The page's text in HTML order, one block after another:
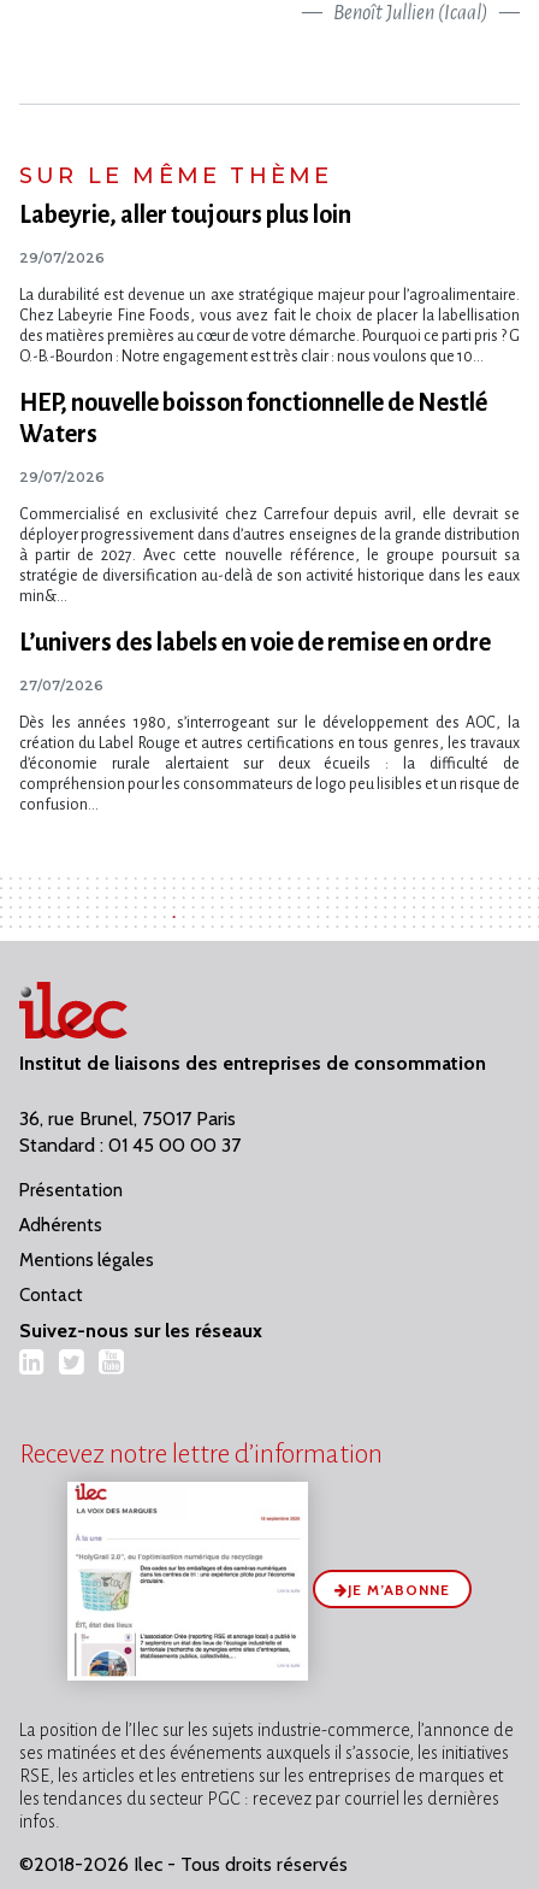
Benoît Jullien (Icaal)
SUR LE MÊME THÈME
Labeyrie, aller toujours plus loin
29/07/2026
La durabilité est devenue un axe stratégique majeur pour l​‌’agroalimentaire.
Chez Labeyrie Fine Foods, vous avez fait le choix de placer la labellisation
des matières premières au cœur de votre démarche. Pourquoi ce parti pris ? G
O.-B.-Bourdon : Notre engagement est très clair : nous voulons que 10...
HEP, nouvelle boisson fonctionnelle de Nestlé
Waters
29/07/2026
Commercialisé en exclusivité chez Carrefour depuis avril, elle devrait se
déployer progressivement dans d​‌’autres enseignes de la grande distribution
à partir de 2027. Avec cette nouvelle référence, le groupe poursuit sa
stratégie de diversification au-delà de son activité historique dans les eaux
min&...
L’univers des labels en voie de remise en ordre
27/07/2026
Dès les années 1980, s’interrogeant sur le développement des AOC, la
création du Label Rouge et autres certifications en tous genres, les travaux
d’économie rurale alertaient sur deux écueils : la difficulté de
compréhension pour les consommateurs de logo peu lisibles et un risque de
confusion...
Institut de liaisons des entreprises de consommation
36, rue Brunel, 75017 Paris
Standard : 01 45 00 00 37
Présentation
Adhérents
Mentions légales
Contact
Suivez-nous sur les réseaux
LinkedIn
TwitterYouTube
Recevez notre lettre d’information
JE M’ABONNE
La position de l’Ilec sur les sujets industrie-commerce, l’annonce de
ses matinées et des événements auxquels il s’associe, les initiatives
RSE, les articles et les entretiens sur les entreprises de marques et
les tendances du secteur PGC : recevez par courriel les dernières
infos.
©2018-2026 Ilec - Tous droits réservés